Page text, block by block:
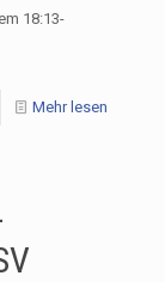
18:13-
Mehr lesen